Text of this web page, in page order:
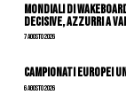
Mondiali di
decisive, azzurri a
7 Agosto 2026
Campionati Europei
6 Agosto 2026